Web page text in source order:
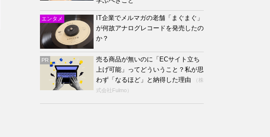
エンタメ
IT企業でメルマガの老舗「まぐまぐ」
が何故アナログレコードを発売したの
か？
PR
売る商品が無いのに「ECサイト立ち
上げ可能」ってどういうこと？私が思
わず「なるほど」と納得した理由
（株
式会社Fulmo）